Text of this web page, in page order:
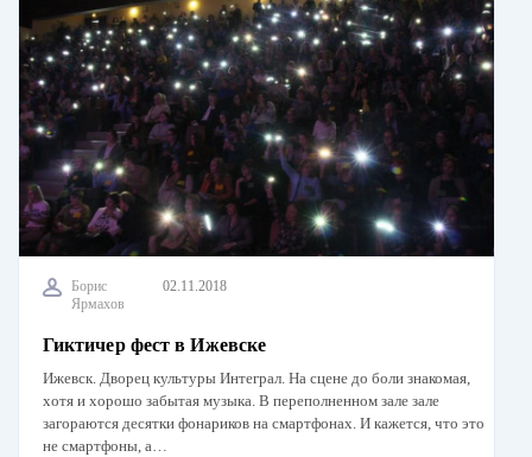
Борис
Ярмахов
02.11.2018
Гиктичер фест в Ижевске
Ижевск. Дворец культуры Интеграл. На сцене до боли знакомая,
хотя и хорошо забытая музыка. В переполненном зале зале
загораются десятки фонариков на смартфонах. И кажется, что это
не смартфоны, а…